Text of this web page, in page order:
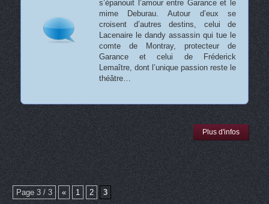
s’épanouit l’amour entre Garance et le
mime Deburau. Autour d’eux se
croisent d’autres destins, celui de
Lacenaire le dandy assassin qui tue le
comte de Montray, protecteur de
Garance et celui de Fréderick
Lemaître, dont l’unique passion reste le
théâtre…
Plus d'infos
Page 3 / 3 « 1 2 3